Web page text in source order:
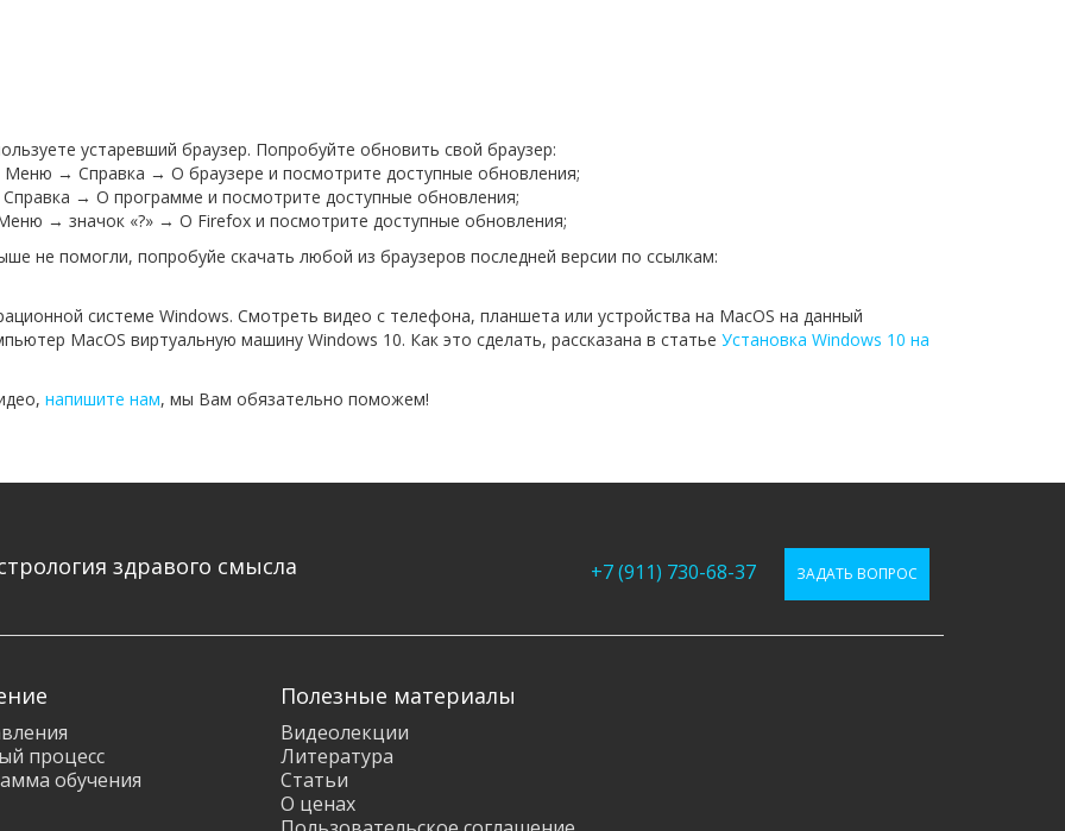
устаревший браузер. Попробуйте обновить свой браузер:
→ Справка → О браузере и посмотрите доступные обновления;
→ О программе и посмотрите доступные обновления;
→ значок «?» → О Firefox и посмотрите доступные обновления;
не помогли, попробуйе скачать любой из браузеров последней версии по ссылкам:
системе Windows. Смотреть видео с телефона, планшета или устройства на MacOS на данный
MacOS виртуальную машину Windows 10. Как это сделать, рассказана в статье Установка Windows 10 на
напишите нам, мы Вам обязательно поможем!
здравого смысла +7 (911) 730-68-37 ЗАДАТЬ ВОПРОС
процесс
обучения
Полезные материалы
Видеолекции
Литература
Статьи
О ценах